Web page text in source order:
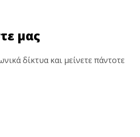
μας
δίκτυα και μείνετε πάντοτε